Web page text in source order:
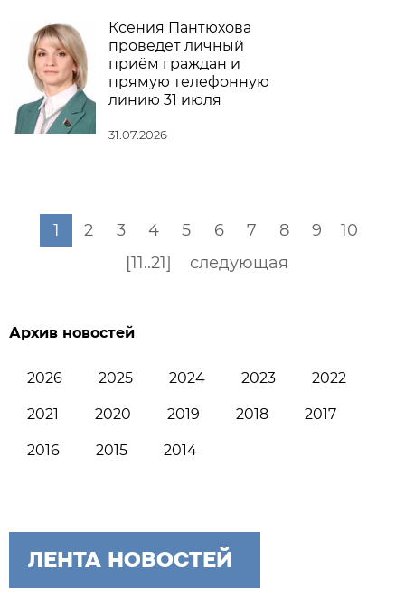
Ксения Пантюхова
проведет личный
приём граждан и
прямую телефонную
линию 31 июля
31.07.2026
1 2 3 4 5 6 7 8 9
10
[11..21]
следующая
Архив новостей
2026 2025 2024 2023 2022
2021 2020 2019 2018 2017
2016 2015 2014
ЛЕНТА НОВОСТЕЙ